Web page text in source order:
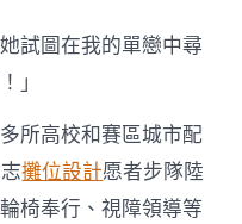
試圖在我的單戀中尋
」
高校和賽區城市配
攤位設計愿者步隊陸
椅奉行、視障領導等